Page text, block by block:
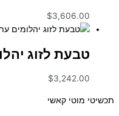
$3,606.00
טבעת לזוג
$3,242.00
תכשיטי מוטי קאשי